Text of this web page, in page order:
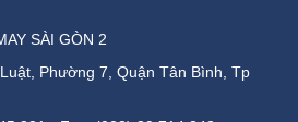
SÀI GÒN 2
Phường 7, Quận Tân Bình, Tp